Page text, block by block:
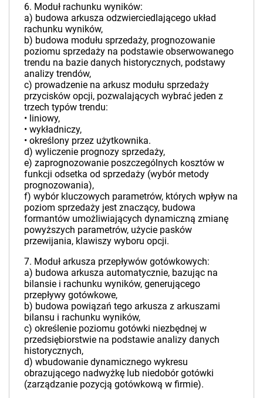
6. Moduł rachunku wyników:
a) budowa arkusza odzwierciedlającego układ
rachunku wyników,
b) budowa modułu sprzedaży, prognozowanie
poziomu sprzedaży na podstawie obserwowanego
trendu na bazie danych historycznych, podstawy
analizy trendów,
c) prowadzenie na arkusz modułu sprzedaży
przycisków opcji, pozwalających wybrać jeden z
trzech typów trendu:
• liniowy,
• wykładniczy,
• określony przez użytkownika.
d) wyliczenie prognozy sprzedaży,
e) zaprognozowanie poszczególnych kosztów w
funkcji odsetka od sprzedaży (wybór metody
prognozowania),
f) wybór kluczowych parametrów, których wpływ na
poziom sprzedaży jest znaczący, budowa
formantów umożliwiających dynamiczną zmianę
powyższych parametrów, użycie pasków
przewijania, klawiszy wyboru opcji.
7. Moduł arkusza przepływów gotówkowych:
a) budowa arkusza automatycznie, bazując na
bilansie i rachunku wyników, generującego
przepływy gotówkowe,
b) budowa powiązań tego arkusza z arkuszami
bilansu i rachunku wyników,
c) określenie poziomu gotówki niezbędnej w
przedsiębiorstwie na podstawie analizy danych
historycznych,
d) wbudowanie dynamicznego wykresu
obrazującego nadwyżkę lub niedobór gotówki
(zarządzanie pozycją gotówkową w firmie).